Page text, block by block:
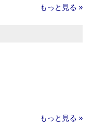
もっと見る »
もっと見る »